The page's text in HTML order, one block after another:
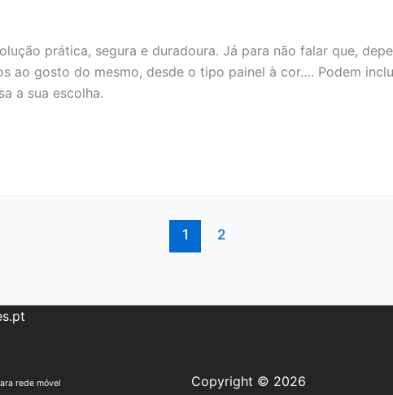
prática, segura e duradoura. Já para não falar que,
ao gosto do mesmo, desde o tipo painel à cor…. Podem
a sua escolha.
1 2
rede móvel Copyright © 2026